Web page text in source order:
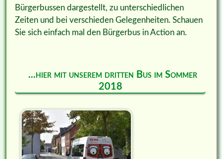
Bürgerbussen dargestellt, zu unterschiedlichen
Zeiten und bei verschieden Gelegenheiten. Schauen
Sie sich einfach mal den Bürgerbus in Action an.
...hier mit unserem dritten Bus im Sommer
2018